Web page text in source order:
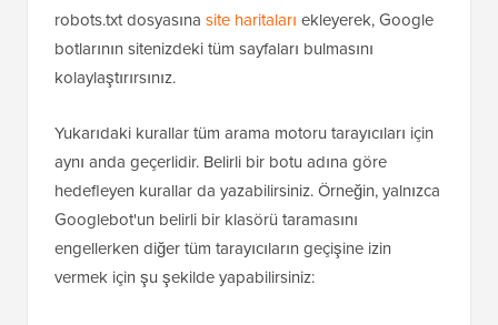
(WordPress sürümünüzü ortaya çıkarabilir) ve
gizlenmiş bağlı kuruluş bağlantıları için yaygın dizinleri
( /refer/ gibi) indekslemesini engeller.
robots.txt dosyasınasite haritalarıekleyerek, Google
botlarının sitenizdeki tüm sayfaları bulmasını
kolaylaştırırsınız.
Yukarıdaki kurallar tüm arama motoru tarayıcıları için
aynı anda geçerlidir. Belirli bir botu adına göre